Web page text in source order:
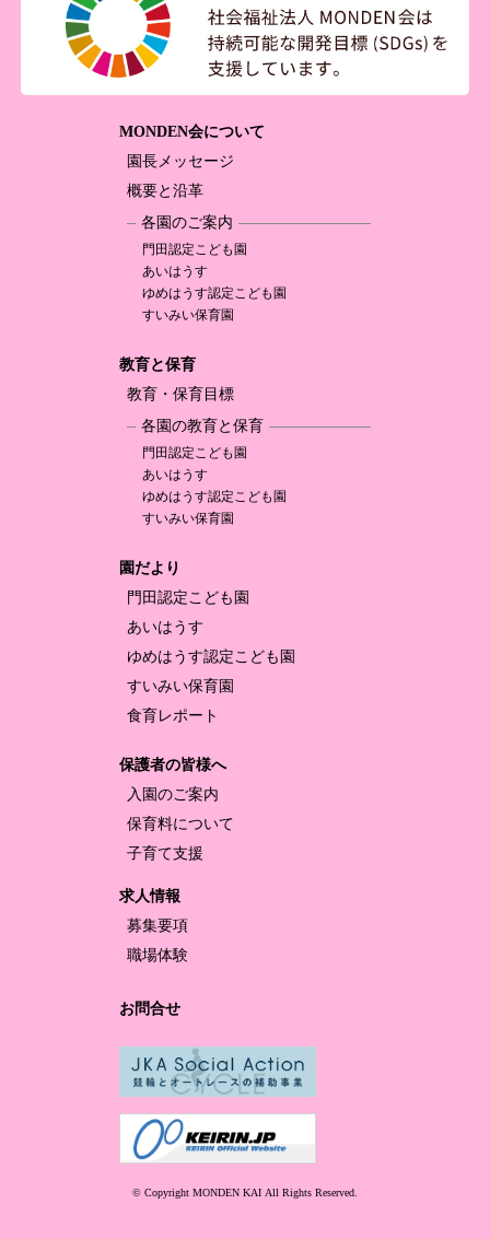
MONDEN会について
園長メッセージ
概要と沿革
各園のご案内
門田認定こども園
あいはうす
ゆめはうす認定こども園
すいみい保育園
教育と保育
教育・保育目標
各園の教育と保育
門田認定こども園
あいはうす
ゆめはうす認定こども園
すいみい保育園
園だより
門田認定こども園
あいはうす
ゆめはうす認定こども園
すいみい保育園
食育レポート
保護者の皆様へ
入園のご案内
保育料について
子育て支援
求人情報
募集要項
職場体験
お問合せ
© Copyright MONDEN KAI All Rights Reserved.